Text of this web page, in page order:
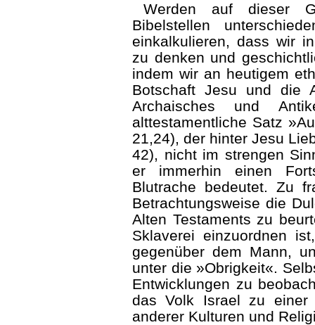
Werden auf dieser
Bibelstellen
einkalkulieren, dass wir
zu denken und
indem wir an heutigem
Botschaft Jesu und die
Archaisches und
alttestamentliche Satz
21,24), der hinter Jesu
42), nicht im strengen
er immerhin einen
Blutrache bedeutet. Zu
Betrachtungsweise die
Alten Testaments zu
Sklaverei einzuord­nen
gegenüber dem Mann,
unter die »Obrigkeit«.
Entwicklungen zu
das Volk Israel zu einer
anderer Kulturen und